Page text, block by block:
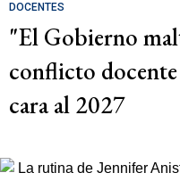
DOCENTES
"El Gobierno
conflicto
cara al 2027